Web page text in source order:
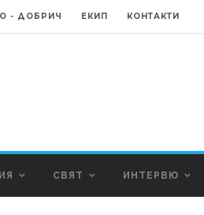
- ДОБРИЧ ЕКИП КОНТАКТИ
СВЯТ ИНТЕРВЮ